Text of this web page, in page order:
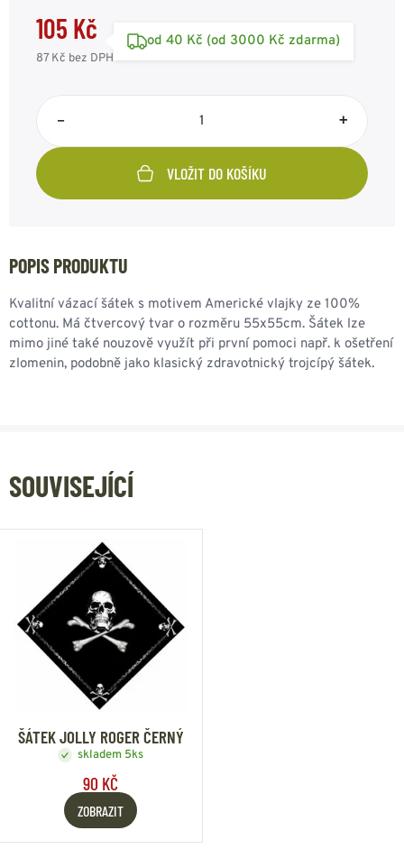
105 Kč
87 Kč bez DPH
od 40 Kč (od 3000 Kč zdarma)
– +
VLOŽIT DO KOŠÍKU
POPIS PRODUKTU
Kvalitní vázací šátek s motivem Americké vlajky ze 100%
cottonu. Má čtvercový tvar o rozměru 55x55cm. Šátek lze
mimo jiné také nouzově využít při první pomoci např. k ošetření
zlomenin, podobně jako klasický zdravotnický trojcípý šátek.
SOUVISEJÍCÍ
ŠÁTEK JOLLY ROGER ČERNÝ
skladem 5ks
90 KČ
ZOBRAZIT